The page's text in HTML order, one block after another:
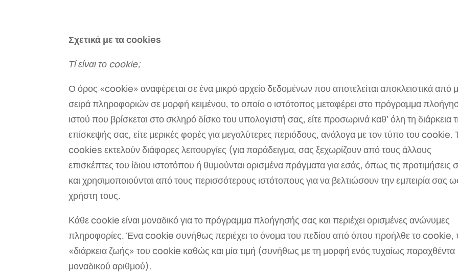
Σχετικά με τα cookies
Τί είναι το cookie;
Ο όρος «cookie» αναφέρεται σε ένα μικρό αρχείο δεδομένων που αποτελείται αποκλειστικά από
σειρά πληροφοριών σε μορφή κειμένου, το οποίο ο ιστότοπος μεταφέρει στο πρόγραμμα
ιστού που βρίσκεται στο σκληρό δίσκο του υπολογιστή σας, είτε προσωρινά καθ’ όλη τη διάρκεια
επίσκεψής σας, είτε μερικές φορές για μεγαλύτερες περιόδους, ανάλογα με τον τύπο του cookie.
cookies εκτελούν διάφορες λειτουργίες (για παράδειγμα, σας ξεχωρίζουν από τους άλλους
επισκέπτες του ίδιου ιστοτόπου ή θυμούνται ορισμένα πράγματα για εσάς, όπως τις προτιμήσεις
και χρησιμοποιούνται από τους περισσότερους ιστότοπους για να βελτιώσουν την εμπειρία σας
χρήστη τους.
Κάθε cookie είναι μοναδικό για το πρόγραμμα πλοήγησής σας και περιέχει ορισμένες ανώνυμες
πληροφορίες. Ένα cookie συνήθως περιέχει το όνομα του πεδίου από όπου προήλθε το cookie,
«διάρκεια ζωής» του cookie καθώς και μία τιμή (συνήθως με τη μορφή ενός τυχαίως παραχθέντα
μοναδικού αριθμού).